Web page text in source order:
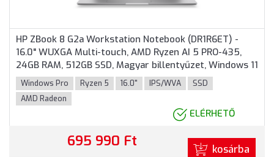
HP ZBook 8 G2a Workstation Notebook (DR1R6ET) -
16.0" WUXGA Multi-touch, AMD Ryzen AI 5 PRO-435,
24GB RAM, 512GB SSD, Magyar billentyűzet, Windows 11
Professional, 3 év garancia, Ezüst színben
Windows Pro Ryzen 5 16.0" IPS/WVA
SSD
AMD Radeon
ELÉRHETŐ
695 990 Ft kosárba